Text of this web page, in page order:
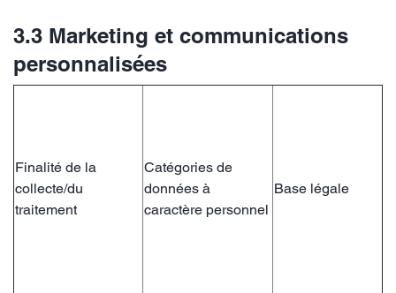
3.3 Marketing et communications
personnalisées
Finalité de la
collecte/du
traitement
Catégories de
données à
caractère personnel
Base légale